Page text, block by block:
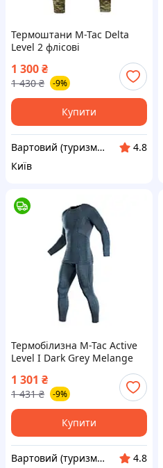
Термоштани M-Tac Delta
Level 2 флісові
термобілизна для холодної
пори Multicam 2XL (7000-
vart)
1 300₴
1 430 ₴ -9%
Купити
Вартовий (туризм, полювання та рибалка)
4.8
Київ
Термобілизна M-Tac Active
Level I Dark Grey Melange
зимова дихаюча для спорту
2XL (7001-vart)
1 301 ₴
1 431 ₴ -9%
Купити
Вартовий (туризм, полювання та рибалка)
4.8